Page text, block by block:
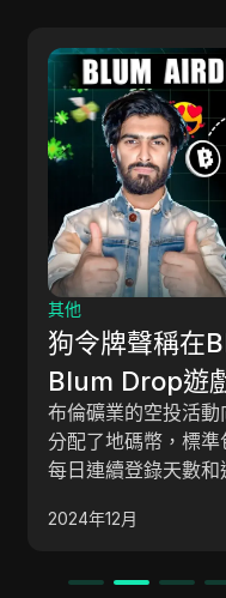
密中揭示🤯
新令牌 | Blum提
擇的 100,000 名用戶
時間、任務完成情況、
。未來的空投可能會包
保持更新來做好準備。
來空投的資格和對即將